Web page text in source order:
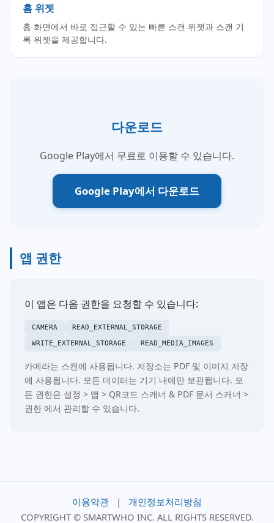
홈 위젯
홈 화면에서 바로 접근할 수 있는 빠른 스캔 위젯과 스캔 기
록 위젯을 제공합니다.
다운로드
Google Play에서 무료로 이용할 수 있습니다.
Google Play에서 다운로드
앱 권한
이 앱은 다음 권한을 요청할 수 있습니다:
CAMERA
READ_EXTERNAL_STORAGE
WRITE_EXTERNAL_STORAGE
READ_MEDIA_IMAGES
카메라는 스캔에 사용됩니다. 저장소는 PDF 및 이미지 저장
에 사용됩니다. 모든 데이터는 기기 내에만 보관됩니다. 모
든 권한은 설정 > 앱 > QR코드 스캐너 & PDF 문서 스캐너 >
권한 에서 관리할 수 있습니다.
이용약관 |
개인정보처리방침
COPYRIGHT © SMARTWHO INC. ALL RIGHTS RESERVED.